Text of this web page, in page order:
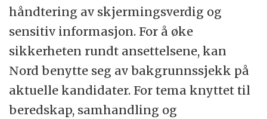
håndtering av skjermingsverdig og
sensitiv informasjon. For å øke
sikkerheten rundt ansettelsene, kan
Nord benytte seg av bakgrunnssjekk på
aktuelle kandidater. For tema knyttet til
beredskap, samhandling og